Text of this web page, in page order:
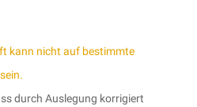
kann nicht auf bestimmte
durch Auslegung korrigiert